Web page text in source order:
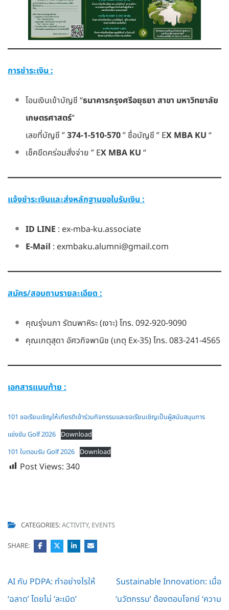
การชำระเงิน :
โอนเงินเข้าบัญชี “ธนาคารกรุงศรีอยุธยา สาขา มหาวิทยาลัย
เกษตรศาสตร์“
เลขที่บัญชี ”374-1-510-570” ชื่อบัญชี ” EX MBA KU “
เช็คขีดคร่อมสั่งจ่าย ” EX MBA KU “
แจ้งชำระเงินและส่งหลักฐานขอใบรับเงิน :
ID LINE : ex-mba-ku.associate
E-Mail : exmbaku.alumni@gmail.com
สมัคร/สอบถามรายละเอียด :
คุณรุ่งนภา รัตนพาหิระ (เงาะ) โทร. 092-920-9090
คุณเกตุสุดา อัศวกิจพานิช (เกตุ Ex-35) โทร. 083-241-4565
เอกสารแนบท้าย :
101 ขอเรียนเชิญให้เกียรติเข้าร่วมกิจกรรมและขอเรียนเชิญเป็นผู้สนับสนุนการ
แข่งขัน Golf 2026 Download
101 ใบตอบรับ Golf 2026 Download
Post Views: 340
CATEGORIES:ACTIVITY, EVENTS
SHARE:
Post
navigation
AI กับ PDPA: ทำอย่างไรให้
‘ฉลาด’ โดยไม่ ‘ละเมิด’
Sustainable Innovation: เมื่อ
‘นวัตกรรม’ ต้องตอบโจทย์ ‘ความ